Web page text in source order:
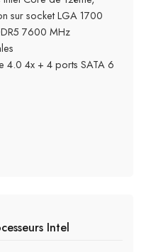
sur socket LGA 1700
7600 MHz
4.0 4x + 4 ports SATA 6
Intel